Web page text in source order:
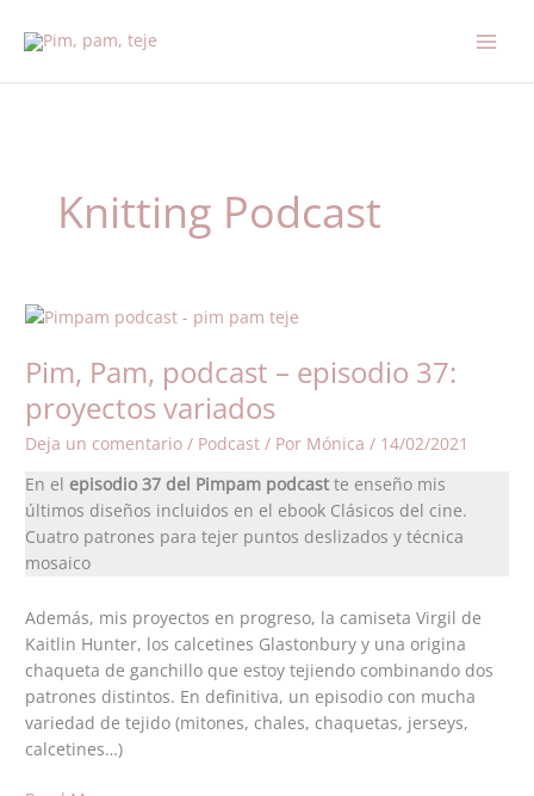
Knitting Podcast
Pim, Pam, podcast – episodio 37:
proyectos variados
Deja un comentario / Podcast / Por Mónica/ 14/02/2021
En el episodio 37 del Pimpam podcastte enseño mis
últimos diseños incluidos en el ebook Clásicos del cine.
Cuatro patrones para tejer puntos deslizados y técnica
mosaico
Además, mis proyectos en progreso, la camiseta Virgil de
Kaitlin Hunter, los calcetines Glastonbury y una origina
chaqueta de ganchillo que estoy tejiendo combinando dos
patrones distintos. En definitiva, un episodio con mucha
variedad de tejido (mitones, chales, chaquetas, jerseys,
calcetines…)
Pim,
podcast
episodio
37:
variados